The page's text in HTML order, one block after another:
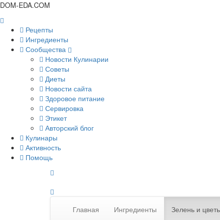
DOM-EDA.COM
Рецепты
Ингредиенты
Сообщества
Новости Кулинарии
Советы
Диеты
Новости сайта
Здоровое питание
Сервировка
Этикет
Авторский блог
Кулинары
Активность
Помощь
Главная Ингредиенты Зелень и